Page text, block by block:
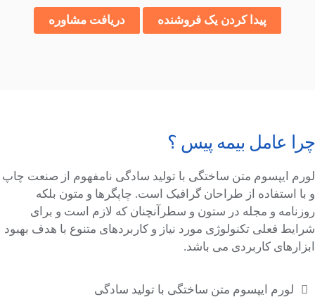
پیدا کردن یک فروشنده دریافت مشاوره
چرا عامل بیمه پیس ؟
لورم ایپسوم متن ساختگی با تولید سادگی نامفهوم از صنعت چاپ
و با استفاده از طراحان گرافیک است. چاپگرها و متون بلکه
روزنامه و مجله در ستون و سطرآنچنان که لازم است و برای
شرایط فعلی تکنولوژی مورد نیاز و کاربردهای متنوع با هدف بهبود
ابزارهای کاربردی می باشد.
لورم ایپسوم متن ساختگی با تولید سادگی